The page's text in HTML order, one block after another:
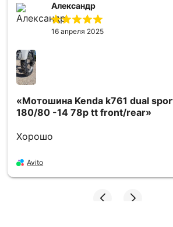
Александр
16 апреля 2025
«Мотошина Kenda k761 dual
180/80 -14 78p tt front/rear»
Хорошо
Avito